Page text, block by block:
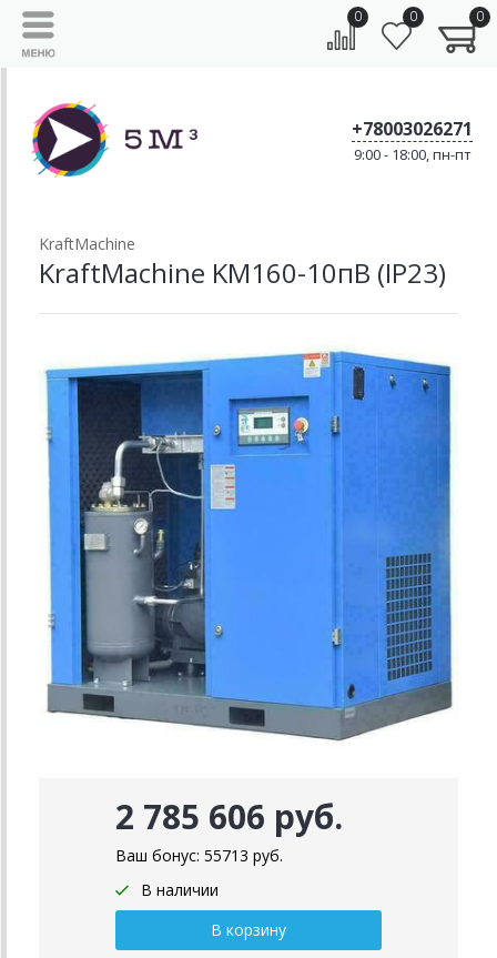
0 0 0
+78003026271
9:00 - 18:00, пн-пт
KraftMachine
KraftMachine KM160-10пВ (IP23)
2 785 606 руб.
Ваш бонус: 55713 руб.
В наличии